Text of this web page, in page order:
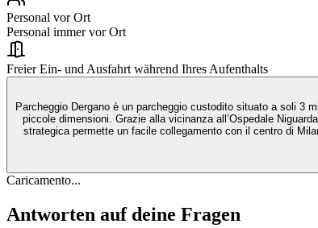
Personal vor Ort
Personal immer vor Ort
Freier Ein- und Ausfahrt während Ihres Aufenthalts
Parcheggio Dergano è un parcheggio custodito situato a soli 3
piccole dimensioni. Grazie alla vicinanza all’Ospedale
strategica permette un facile collegamento con il centro di
Caricamento...
Antworten auf deine Fragen